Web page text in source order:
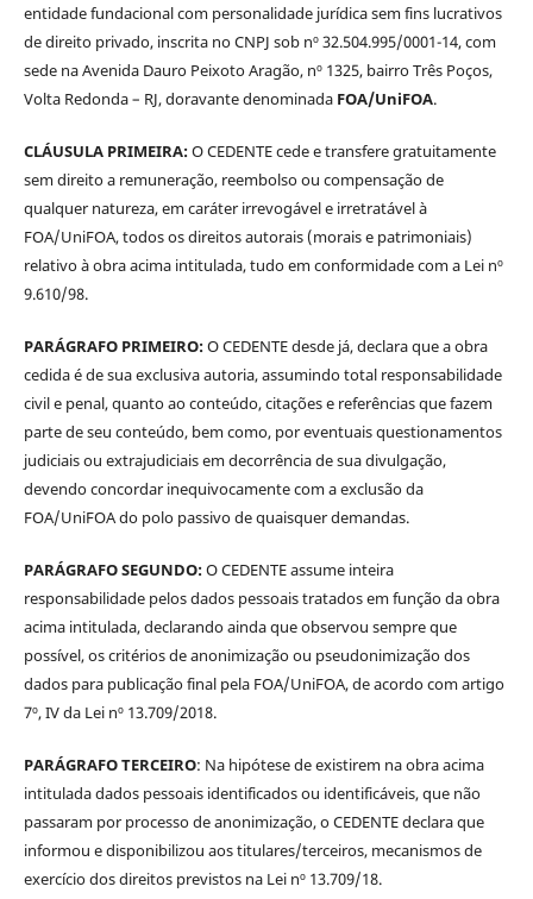
entidade fundacional com personalidade jurídica sem fins lucrativos
de direito privado, inscrita no CNPJ sob nº 32.504.995/0001-14, com
sede na Avenida Dauro Peixoto Aragão, nº 1325, bairro Três Poços,
Volta Redonda – RJ, doravante denominada FOA/UniFOA.
CLÁUSULA PRIMEIRA:O CEDENTE cede e transfere gratuitamente
sem direito a remuneração, reembolso ou compensação de
qualquer natureza, em caráter irrevogável e irretratável à
FOA/UniFOA, todos os direitos autorais (morais e patrimoniais)
relativo à obra acima intitulada, tudo em conformidade com a Lei nº
9.610/98.
PARÁGRAFO PRIMEIRO:O CEDENTE desde já, declara que a obra
cedida é de sua exclusiva autoria, assumindo total responsabilidade
civil e penal, quanto ao conteúdo, citações e referências que fazem
parte de seu conteúdo, bem como, por eventuais questionamentos
judiciais ou extrajudiciais em decorrência de sua divulgação,
devendo concordar inequivocamente com a exclusão da
FOA/UniFOA do polo passivo de quaisquer demandas.
PARÁGRAFO SEGUNDO:O CEDENTE assume inteira
responsabilidade pelos dados pessoais tratados em função da obra
acima intitulada, declarando ainda que observou sempre que
possível, os critérios de anonimização ou pseudonimização dos
dados para publicação final pela FOA/UniFOA, de acordo com artigo
7º, IV da Lei nº 13.709/2018.
PARÁGRAFO TERCEIRO: Na hipótese de existirem na obra acima
intitulada dados pessoais identificados ou identificáveis, que não
passaram por processo de anonimização, o CEDENTE declara que
informou e disponibilizou aos titulares/terceiros, mecanismos de
exercício dos direitos previstos na Lei nº 13.709/18.